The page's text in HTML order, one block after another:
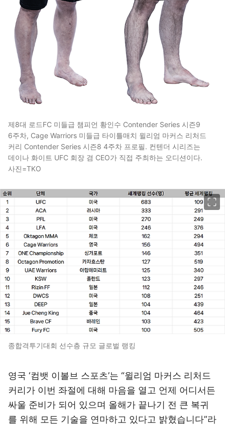
제8대 로드FC 미들급 챔피언 황인수 Contender Series 시즌9
6주차, Cage Warriors 미들급 타이틀매치 윌리엄 마커스 리처드
커리 Contender Series 시즌8 4주차 프로필. 컨텐더 시리즈는
데이나 화이트 UFC 회장 겸 CEO가 직접 주최하는 오디션이다.
사진=TKO
종합격투기대회 선수층 규모 글로벌 랭킹
영국 ‘컴뱃 이볼브 스포츠’는 “윌리엄 마커스 리처드
커리가 이번 좌절에 대해 마음을 열고 언제 어디서든
싸울 준비가 되어 있으며 올해가 끝나기 전 큰 복귀
를 위해 모든 기술을 연마하고 있다고 밝혔습니다”라